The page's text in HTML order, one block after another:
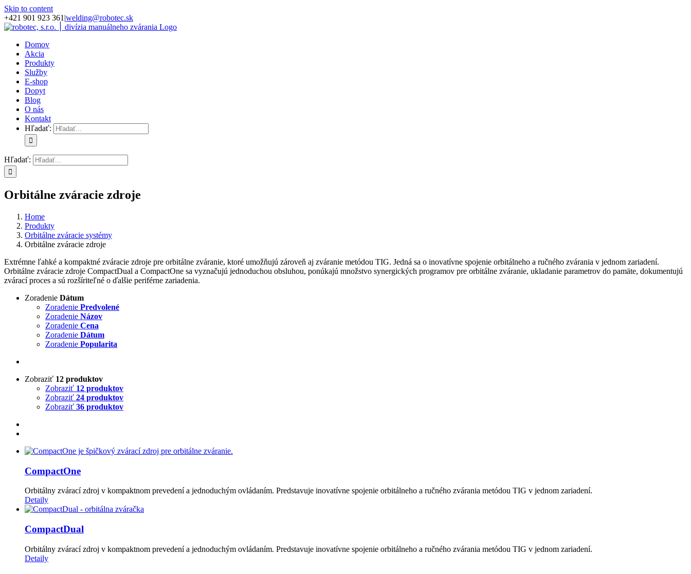
Skip to content
+421 901 923 361 |welding@robotec.sk
Domov
Akcia
Produkty
Služby
E-shop
Dopyt
Blog
O nás
Kontakt
Hľadať:
Hľadať:
Orbitálne zváracie zdroje
Home
Produkty
Orbitálne zváracie systémy
Orbitálne zváracie zdroje
Extrémne ľahké a kompaktné zváracie zdroje pre orbitálne zváranie, ktoré umožňujú zároveň aj zváranie metódou TIG. Jedná sa o inovatívne spojenie orbitálneho a ručného zvárania v jednom zariadení.
Orbitálne zváracie zdroje CompactDual a CompactOne sa vyznačujú jednoduchou obsluhou, ponúkajú množstvo synergických programov pre orbitálne zváranie, ukladanie parametrov do pamäte, dokumentujú
zvárací proces a sú rozšíriteľné o ďalšie periférne zariadenia.
Zoradenie Dátum
Zoradenie Predvolené
Zoradenie Názov
Zoradenie Cena
Zoradenie Dátum
Zoradenie Popularita
Zobraziť 12 produktov
Zobraziť 12 produktov
Zobraziť 24 produktov
Zobraziť 36 produktov
CompactOne
Orbitálny zvárací zdroj v kompaktnom prevedení a jednoduchým ovládaním. Predstavuje inovatívne spojenie orbitálneho a ručného zvárania metódou TIG v jednom zariadení.
Detaily
CompactDual
Orbitálny zvárací zdroj v kompaktnom prevedení a jednoduchým ovládaním. Predstavuje inovatívne spojenie orbitálneho a ručného zvárania metódou TIG v jednom zariadení.
Detaily